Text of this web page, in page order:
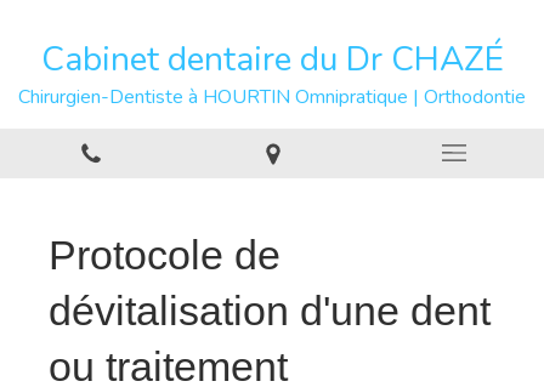
Cabinet dentaire du Dr CHAZÉ
Chirurgien-Dentiste à HOURTIN Omnipratique | Orthodontie
Protocole de
dévitalisation d'une dent
ou traitement